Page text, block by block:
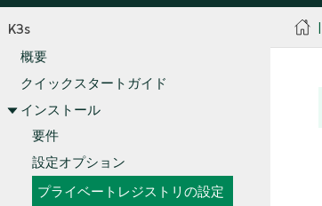
K3s
概要
クイックスタートガイド
インストール
要件
設定オプション
プライベートレジストリの設定